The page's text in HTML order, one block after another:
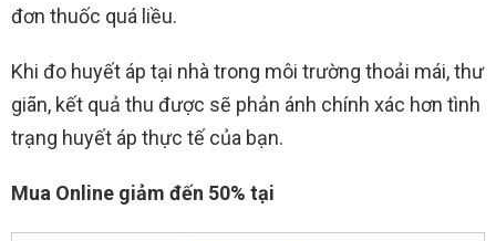
đơn thuốc quá liều.
Khi đo huyết áp tại nhà trong môi trường thoải mái, thư
giãn, kết quả thu được sẽ phản ánh chính xác hơn tình
trạng huyết áp thực tế của bạn.
Mua Online giảm đến 50% tại